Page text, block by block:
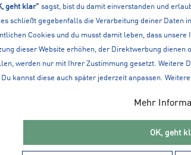
geht klar" sagst, bist du damit einverstanden und
schließt gegebenfalls die Verarbeitung deiner Daten
Cookies und du musst damit leben, dass
dieser Website erhöhen, der Direktwerbung
werden nur mit Ihrer Zustimmung gesetzt. Weitere
. Du kannst diese auch später jederzeit anpassen.
Mehr
OK, geht